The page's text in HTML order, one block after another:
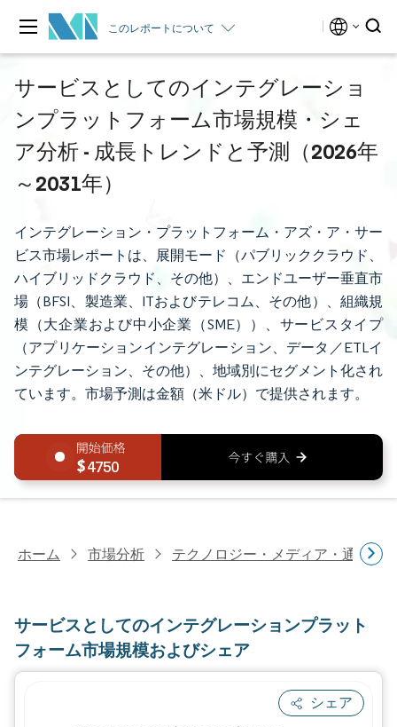
このレポートについて
サービスとしてのインテグレーショ
ンプラットフォーム市場規模・シェ
ア分析 - 成長トレンドと予測（2026年
～2031年）
インテグレーション・プラットフォーム・アズ・ア・サー
ビス市場レポートは、展開モード（パブリッククラウド、
ハイブリッドクラウド、その他）、エンドユーザー垂直市
場（BFSI、製造業、ITおよびテレコム、その他）、組織規
模（大企業および中小企業（SME））、サービスタイプ
（アプリケーションインテグレーション、データ／ETLイ
ンテグレーション、その他）、地域別にセグメント化され
ています。市場予測は金額（米ドル）で提供されます。
4750
ホーム 市場分析 テクノロジー・メディア・通信研
サービスとしてのインテグレーションプラット
フォーム市場規模およびシェア
シェア